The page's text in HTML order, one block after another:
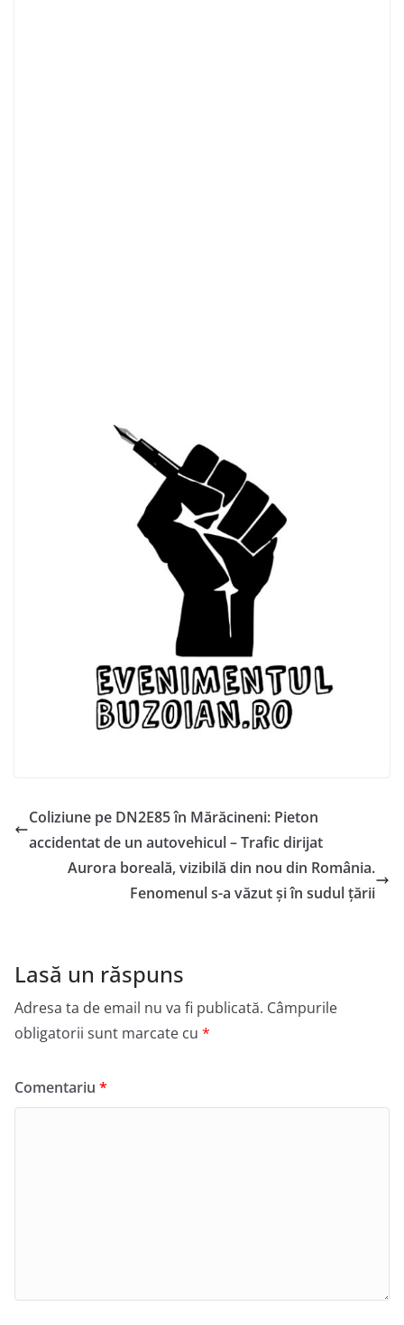
Coliziune pe DN2E85 în Mărăcineni: Pieton
accidentat de un autovehicul – Trafic dirijat
Aurora boreală, vizibilă din nou din România.
Fenomenul s-a văzut și în sudul țării
Lasă un răspuns
Adresa ta de email nu va fi publicată. Câmpurile
obligatorii sunt marcate cu *
Comentariu *